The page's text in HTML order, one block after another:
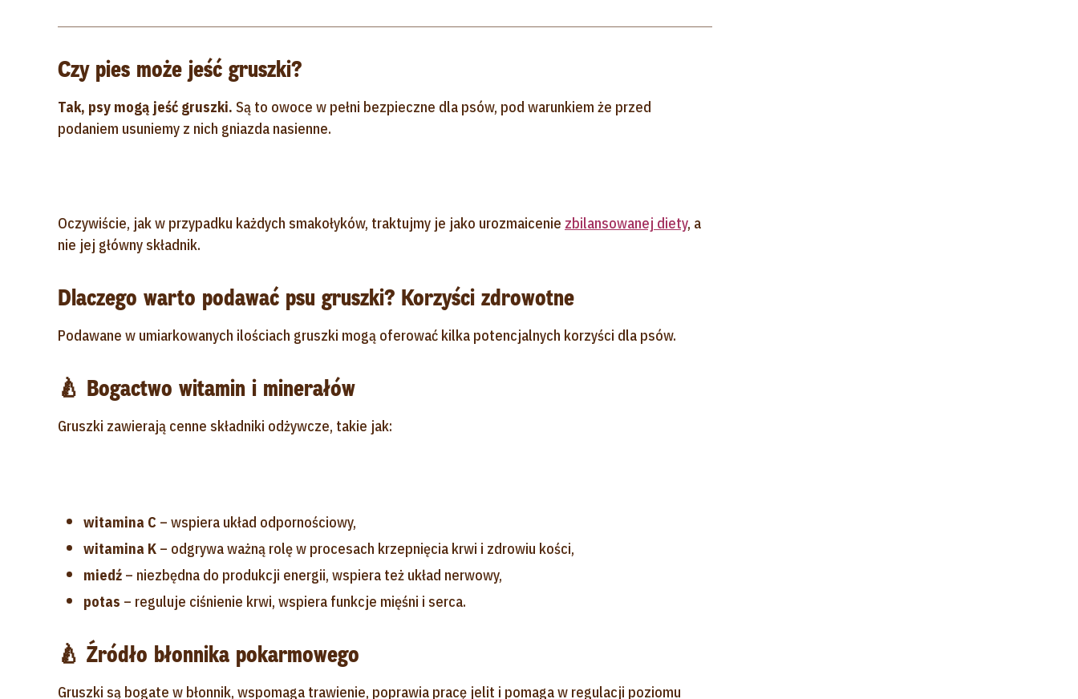
Czy pies może jeść gruszki?
Tak, psy mogą jeść gruszki. Są to owoce w pełni bezpieczne dla psów, pod warunkiem że przed
podaniem usuniemy z nich gniazda nasienne.
Oczywiście, jak w przypadku każdych smakołyków, traktujmy je jako urozmaicenie zbilansowanej diety, a
nie jej główny składnik.
Dlaczego warto podawać psu gruszki? Korzyści zdrowotne
Podawane w umiarkowanych ilościach gruszki mogą oferować kilka potencjalnych korzyści dla psów.
🍐 Bogactwo witamin i minerałów
Gruszki zawierają cenne składniki odżywcze, takie jak:
witamina C – wspiera układ odpornościowy,
witamina K – odgrywa ważną rolę w procesach krzepnięcia krwi i zdrowiu kości,
miedź – niezbędna do produkcji energii, wspiera też układ nerwowy,
potas – reguluje ciśnienie krwi, wspiera funkcje mięśni i serca.
🍐 Źródło błonnika pokarmowego
Gruszki są bogate w błonnik, wspomaga trawienie, poprawia pracę jelit i pomaga w regulacji poziomu